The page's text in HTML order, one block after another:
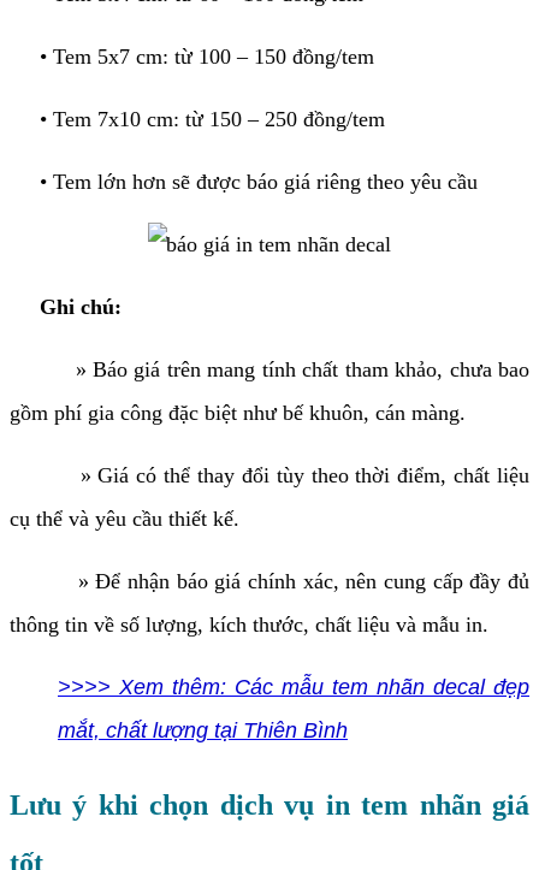
• Tem 5x7 cm: từ 100 – 150 đồng/tem
• Tem 7x10 cm: từ 150 – 250 đồng/tem
• Tem lớn hơn sẽ được báo giá riêng theo yêu cầu
Ghi chú:
» Báo giá trên mang tính chất tham khảo, chưa bao
gồm phí gia công đặc biệt như bế khuôn, cán màng.
» Giá có thể thay đổi tùy theo thời điểm, chất liệu
cụ thể và yêu cầu thiết kế.
» Để nhận báo giá chính xác, nên cung cấp đầy đủ
thông tin về số lượng, kích thước, chất liệu và mẫu in.
>>>> Xem thêm: Các mẫu tem nhãn decal đẹp
mắt, chất lượng tại Thiên Bình
Lưu ý khi chọn dịch vụ in tem nhãn giá
tốt